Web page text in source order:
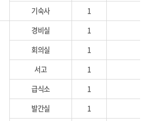
기숙사
1
경비실
1
회의실
1
서고
1
급식소
1
발간실
1